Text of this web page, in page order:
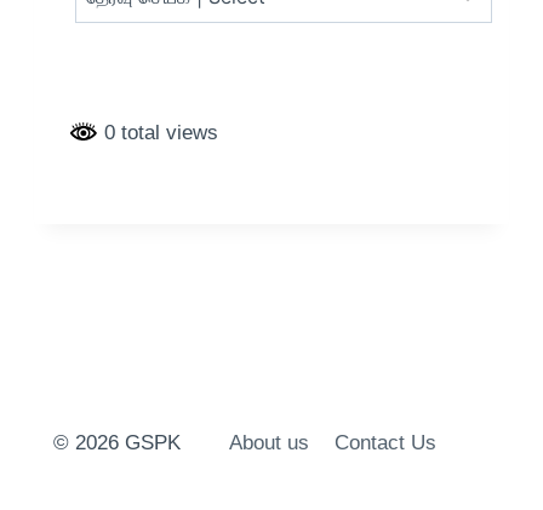
0 total views
© 2026 GSPK About us Contact Us